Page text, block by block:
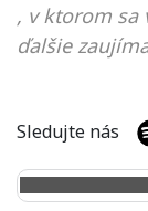
, v ktorom sa
ďalšie
Sledujte nás